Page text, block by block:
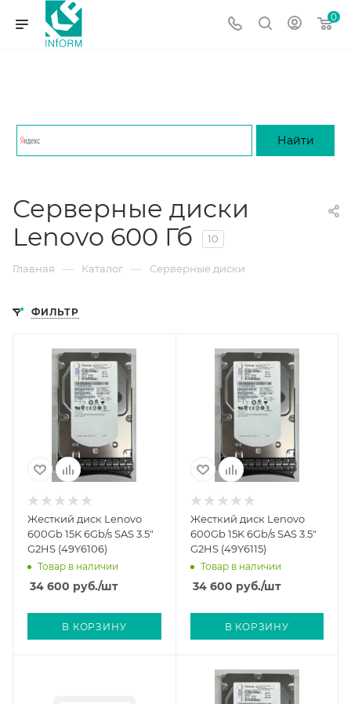
0
Серверные диски
Lenovo 600 Гб
10
Главная — Каталог — Серверные диски
ФИЛЬТР
Жесткий диск Lenovo
600Gb 15K 6Gb/s SAS 3.5"
G2HS (49Y6106)
Товар в наличии
34 600 руб./шт
В КОРЗИНУ
Жесткий диск Lenovo
600Gb 15K 6Gb/s SAS 3.5"
G2HS (49Y6115)
Товар в наличии
34 600 руб./шт
В КОРЗИНУ